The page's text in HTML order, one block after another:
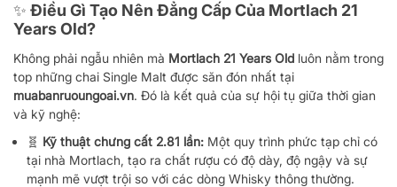
✨ Điều Gì Tạo Nên Đẳng Cấp Của Mortlach 21
Years Old?
Không phải ngẫu nhiên mà Mortlach 21 Years Old luôn nằm trong
top những chai Single Malt được săn đón nhất tại
muabanruoungoai.vn. Đó là kết quả của sự hội tụ giữa thời gian
và kỹ nghệ:
🧬 Kỹ thuật chưng cất 2.81 lần: Một quy trình phức tạp chỉ có
tại nhà Mortlach, tạo ra chất rượu có độ dày, độ ngậy và sự
mạnh mẽ vượt trội so với các dòng Whisky thông thường.